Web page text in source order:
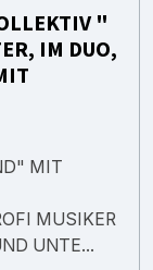
"
IM DUO,
MIT
MUSIKER
UNTE...